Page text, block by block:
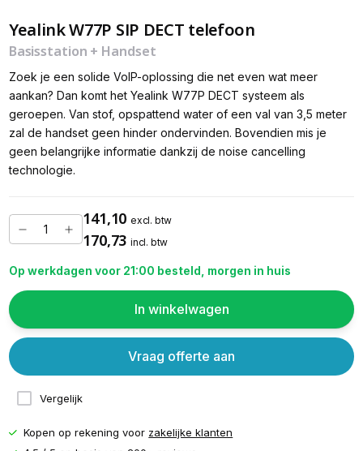
Yealink W77P SIP DECT telefoon
Basisstation + Handset
Zoek je een solide VoIP-oplossing die net even wat meer
aankan? Dan komt het Yealink W77P DECT systeem als
geroepen. Van stof, opspattend water of een val van 3,5 meter
zal de handset geen hinder ondervinden. Bovendien mis je
geen belangrijke informatie dankzij de noise cancelling
technologie.
141,10 excl. btw
170,73 incl. btw
Op werkdagen voor 21:00 besteld, morgen in huis
In winkelwagen
Vergelijk
Vraag offerte aan
Kopen op rekening voor zakelijke klanten